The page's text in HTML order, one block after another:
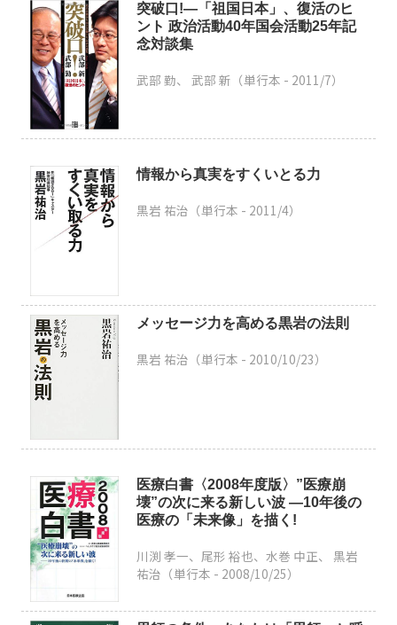
突破口!―「祖国日本」、復活のヒ
ント 政治活動40年国会活動25年記
念対談集
武部 勤、 武部 新（単行本 - 2011/7）
情報から真実をすくいとる力
黒岩 祐治（単行本 - 2011/4）
メッセージ力を高める黒岩の法則
黒岩 祐治（単行本 - 2010/10/23）
医療白書〈2008年度版〉”医療崩
壊”の次に来る新しい波 ―10年後の
医療の「未来像」を描く!
川渕 孝一、尾形 裕也、水巻 中正、 黒岩
祐治（単行本 - 2008/10/25）